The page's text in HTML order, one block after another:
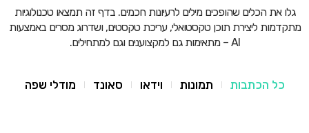
גלו את הכלים שהופכים מילים לרעיונות חכמים. בדף זה תמצאו טכנולוגיות
מתקדמות ליצירת תוכן טקסטואלי, עריכת טקסטים, ושדרוג מסרים באמצעות
AI – מתאימות גם למקצוענים וגם למתחילים.
כל הכתבות תמונות וידאו סאונד מודלי שפה